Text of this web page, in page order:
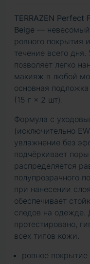
TERRAZEN Perfect
Beige — невесомый
ровного покрытия
течение всего
позволяет легко
макияж в любой
основная
(15 г × 2 шт).
Формула с
(исключительно
увлажнение без
подчёркивает
распределяется
полупрозрачного
при нанесении
обеспечивает
следов на одежде.
протестировано,
всех типов кожи.
ровное